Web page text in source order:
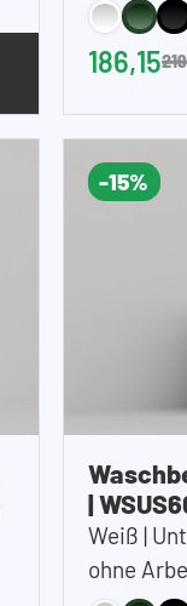
186,15
-15%
|
Weiß |
ohne